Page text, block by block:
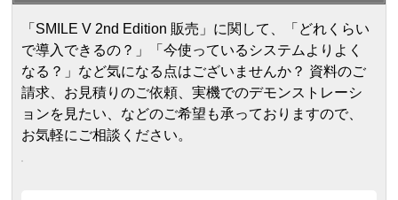
「SMILE V 2nd Edition 販売」に関して、「どれくらい
で導入できるの？」「今使っているシステムよりよく
なる？」など気になる点はございませんか？ 資料のご
請求、お見積りのご依頼、実機でのデモンストレーシ
ョンを見たい、などのご希望も承っておりますので、
お気軽にご相談ください。